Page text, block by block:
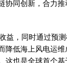
协同创新，合力
，同时通过预
降低海上风电运
这也是全球首个